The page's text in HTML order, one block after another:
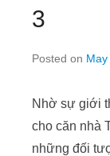
3
Posted on
Nhờ sự giới
cho căn nhà
những đối